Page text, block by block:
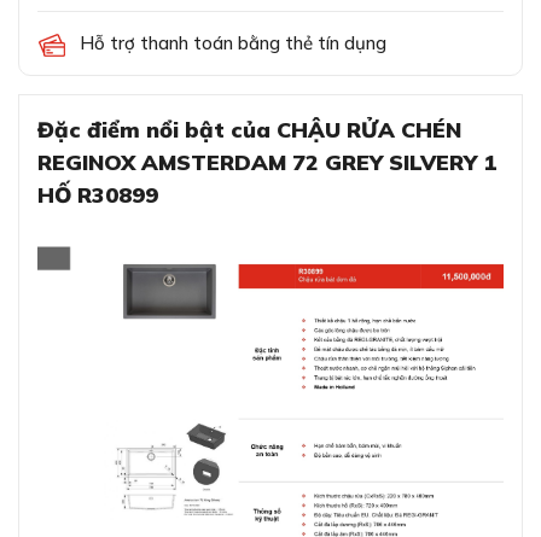
Hỗ trợ thanh toán bằng thẻ tín dụng
Đặc điểm nổi bật của CHẬU RỬA CHÉN
REGINOX AMSTERDAM 72 GREY SILVERY 1
HỐ R30899